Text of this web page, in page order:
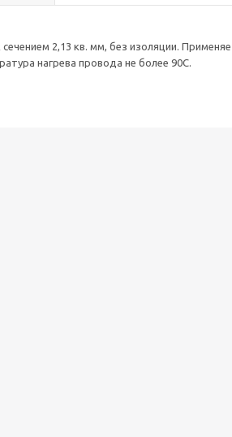
2,13 кв. мм, без изоляции.
нагрева провода не более 90С.